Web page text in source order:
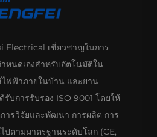
Electrical เชี่ยวชาญในการ
หนดเองสำหรับอัตโนมัติใน
ไฟฟ้าภายในบ้าน และยาน
บการรับรอง ISO 9001 โดยให้
ารวิจัยและพัฒนา การผลิต การ
ปตามมาตรฐานระดับโลก (CE,